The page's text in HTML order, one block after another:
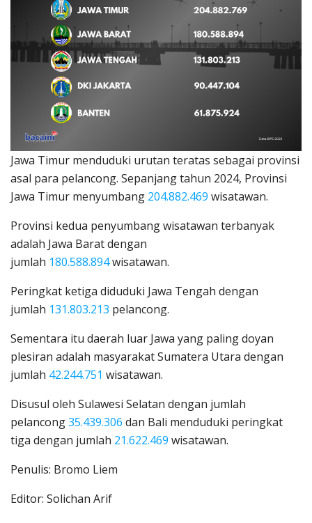
Jawa Timur menduduki urutan teratas sebagai provinsi
asal para pelancong. Sepanjang tahun 2024, Provinsi
Jawa Timur menyumbang 204.882.469 wisatawan.
Provinsi kedua penyumbang wisatawan terbanyak
adalah Jawa Barat dengan
jumlah 180.588.894wisatawan.
Peringkat ketiga diduduki Jawa Tengah dengan
jumlah 131.803.213 pelancong.
Sementara itu daerah luar Jawa yang paling doyan
plesiran adalah masyarakat Sumatera Utara dengan
jumlah 42.244.751 wisatawan.
Disusul oleh Sulawesi Selatan dengan jumlah
pelancong35.439.306 dan Bali menduduki peringkat
tiga dengan jumlah 21.622.469 wisatawan.
Penulis: Bromo Liem
Editor: Solichan Arif